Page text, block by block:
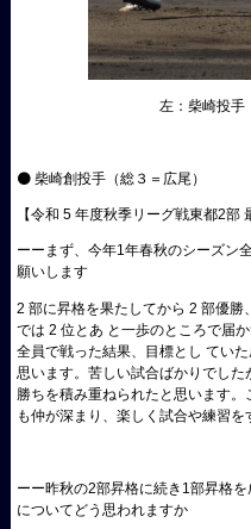
左：柴崎投
⚫ 柴崎創投手（総３＝広尾）
【令和 5 年度秋季リーグ戦東都2部
ーーまず、今年1年春秋のシーズン
願いします
2 部に昇格を果たしてから 2 部優
では 2 位とあ と一歩のところで届
全員で戦った結果、目標とし てい
思います。苦しい試合ばかりでし
勝ちを積み重ねられたと思います
も仲が深まり、楽しく試合や練習を
ーー昨秋の2部昇格に続き1部昇格
についてどう思われますか